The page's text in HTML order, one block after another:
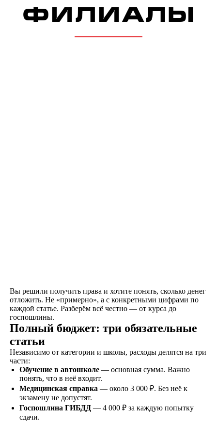
Вы решили получить права и хотите понять, сколько денег
отложить. Не «примерно», а с конкретными цифрами по
каждой статье. Разберём всё честно — от курса до
госпошлины.
Полный бюджет: три обязательные
статьи
Независимо от категории и школы, расходы делятся на три
части:
Обучение в автошколе — основная сумма. Важно
понять, что в неё входит.
Медицинская справка — около 3 000 ₽. Без неё к
экзамену не допустят.
Госпошлина ГИБДД — 4 000 ₽ за каждую попытку
сдачи.
Оставляете заявку на
Знакомство
В сопровождении
наших представителей,
сдаете экзамены в ГАИ
и получаете
Удостоверение
Сдаете внутренние
экзамены в автошколе
и получаете
свидетельство
Экзамен